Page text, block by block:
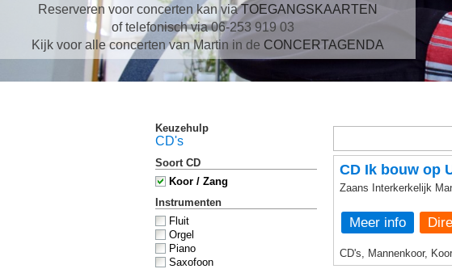
Reserveren voor concerten kan viaTOEGANGSKAARTEN
of telefonisch via 06-253 919 03
Kijk voor alle concerten van Martin in de CONCERTAGENDA
Keuzehulp
CD's
Soort CD
Koor / Zang
Instrumenten
Fluit
Orgel
Piano
Saxofoon
CD Ik bouw op
Zaans Interkerkelijk
Meer info
CD's, Mannenkoor,